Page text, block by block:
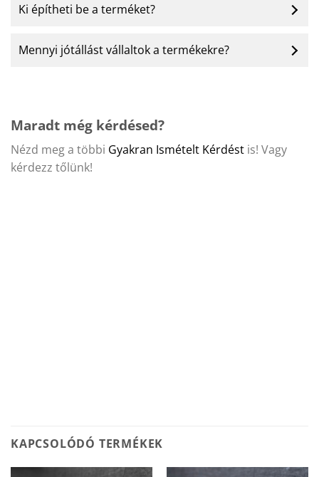
Ki építheti be a terméket?
Mennyi jótállást vállaltok a termékekre?
Maradt még kérdésed?
Nézd meg a többi Gyakran Ismételt Kérdést is! Vagy
kérdezz tőlünk!
KAPCSOLÓDÓ TERMÉKEK